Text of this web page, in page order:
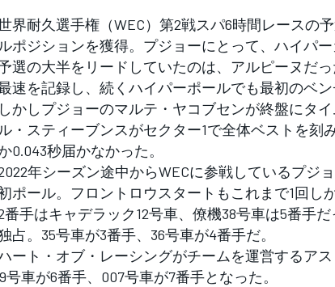
ーミュラE
界耐久選手権（WEC）第2戦スパ6時間レースの
ポジションを獲得。プジョーにとって、ハイパ
選の大半をリードしていたのは、アルピーヌだ
速を記録し、続くハイパーポールでも最初のベ
かしプジョーのマルテ・ヤコブセンが終盤にタ
・スティーブンスがセクター1で全体ベストを刻
0.043秒届かなかった。
年シーズン途中からWECに参戦しているプジ
ポール。フロントロウスタートもこれまで1回し
手はキャデラック12号車、僚機38号車は5番手
占。35号車が3番手、36号車が4番手だ。
ート・オブ・レーシングがチームを運営するアス
号車が6番手、007号車が7番手となった。